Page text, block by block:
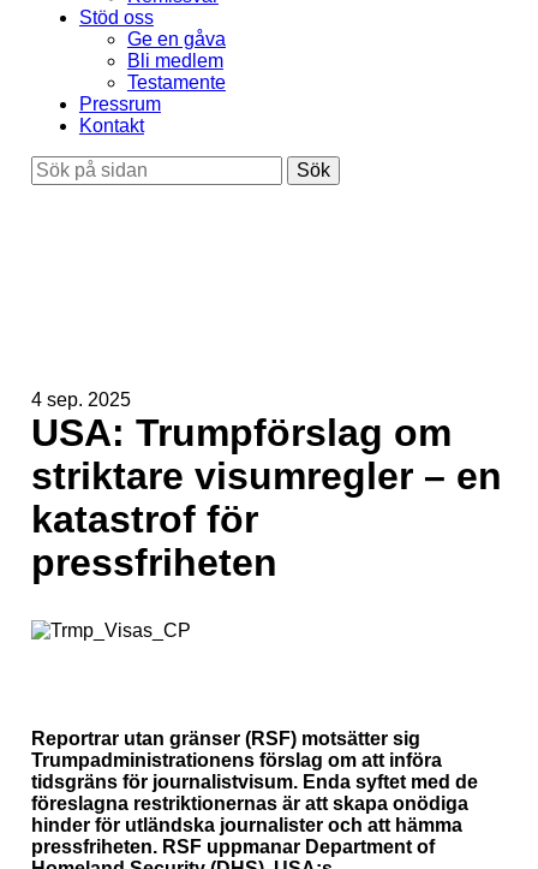
Stöd oss
Ge en gåva
Bli medlem
Testamente
Pressrum
Kontakt
Sök
4 sep. 2025
USA: Trumpförslag om
striktare visumregler – en
katastrof för
pressfriheten
Reportrar utan gränser (RSF) motsätter sig
Trumpadministrationens förslag om att införa
tidsgräns för journalistvisum. Enda syftet med de
föreslagna restriktionernas är att skapa onödiga
hinder för utländska journalister och att hämma
pressfriheten. RSF uppmanar Department of